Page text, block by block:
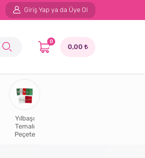
Giriş Yap ya da Üye Ol
0
0,00
Yılbaşı
Temalı
Peçete